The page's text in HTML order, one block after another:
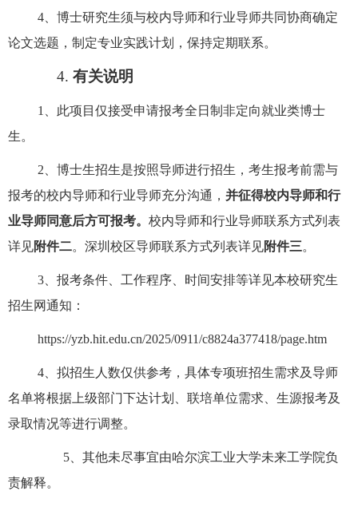
4 、博士研究生须与校内导师和行业导师共同协商确定
论文选题，制定专业实践计划，保持定期联系。
4. 有关说明
1
、此项目仅接受申请报考全日制非定向就业类博士
生。
2 、博士生招生是按照导师进行招生，考生报考前需与
报考的校内导师和行业导师充分沟通， 并征得校内导师和行
业导师同意后方可报考。 校内导师和行业导师联系方式列表
详见附件二。深圳校区导师联系方式列表详见附件三。
3 、报考条件、工作程序、时间安排等详见本校研究生
招生网通知：
https://yzb.hit.edu.cn/2025/0911/c8824a377418/page.htm
4 、拟招生人数仅供参考，具体专项班招生需求及导师
名单将根据上级部门下达计划、联培单位需求、生源报考及
录取情况等进行调整。
5 、其他未尽事宜由哈尔滨工业大学未来工学院负
责解释。